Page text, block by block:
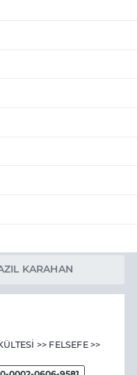
KARAHAN
>> FELSEFE >>